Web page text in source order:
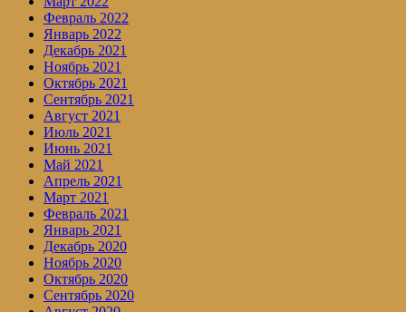
Февраль 2022
Январь 2022
Декабрь 2021
Ноябрь 2021
Октябрь 2021
Сентябрь 2021
Август 2021
Июль 2021
Июнь 2021
Май 2021
Апрель 2021
Март 2021
Февраль 2021
Январь 2021
Декабрь 2020
Ноябрь 2020
Октябрь 2020
Сентябрь 2020